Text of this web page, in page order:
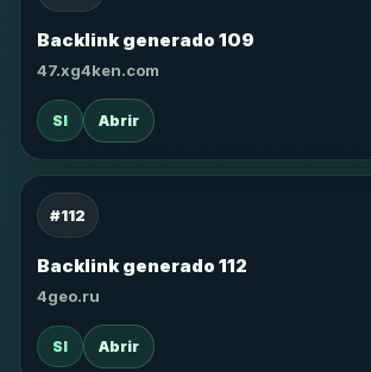
Backlink generado 109
47.xg4ken.com
SI Abrir
#112
Backlink generado 112
4geo.ru
SI Abrir